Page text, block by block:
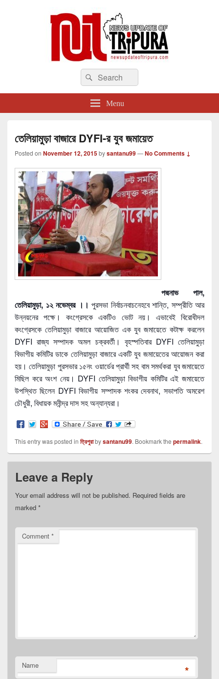
newsupdateoftripura.com
The one & only exceptional Bengali Version online news & infotainment portal
in Tripura.
Search
for:
Search
Menu
তেলিয়ামুড়া বাজারে DYFI-র যুব জমায়েত
Posted on November 12, 2015bysantanu99—No Comments ↓
পদ্মনাভ পাল,
তেলিয়ামুড়া, ১২ নভেম্বর ।। পুরসভা নির্বাচনবাচনেহবে শান্তি, সম্প্রীতি আর
উন্নয়নের পক্ষে। কংগ্রেসকে একটিও ভোট নয়। এভাবেই বিরোধীদল
কংগ্রেসকে তেলিয়ামুড়া বাজারে আয়োজিত এক যুব জমায়েতে কটাক্ষ করলেন
DYFI রাজ্য সম্পাদক অমল চক্রবর্তী। বৃহস্পতিবার DYFI তেলিয়ামুড়া
বিভাগীয় কমিটির ডাকে তেলিয়ামুড়া বাজারে একটি যুব জমায়েতের আয়োজন করা
হয়। তেলিয়ামুড়া পুরসভার ১৫নং ওয়ার্ডের প্রার্থী সহ বাম সমর্থকরা যুব জমায়েতে
মিছিল করে অংশ নেয়। DYFI তেলিয়ামুড়া বিভাগীয় কমিটির এই জমায়েতে
উপস্থিত ছিলেন DYFI বিভাগীয় সম্পাদক শংকর দেবনাথ, সভাপতি অমরেশ
চৌধুরী, বিধায়ক মনীন্দ্র দাস সহ অন্যান্যরা।
This entry was posted in ত্রিপুরাbysantanu99. Bookmark the permalink.
Leave a Reply
Your email address will not be published. Required fields are
marked *
Comment *
Name *